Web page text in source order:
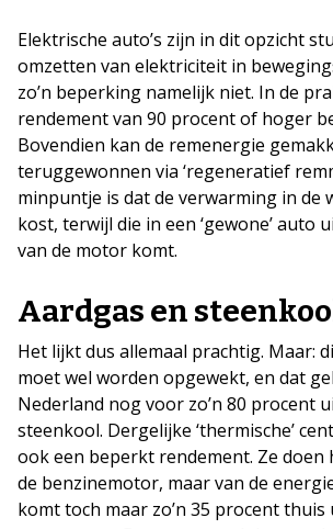
Elektrische auto’s zijn in dit opzicht
omzetten van elektriciteit in
zo’n beperking namelijk niet. In de
rendement van 90 procent of hoger
Bovendien kan de remenergie
teruggewonnen via ‘regeneratief
minpuntje is dat de verwarming in de
kost, terwijl die in een ‘gewone’ auto
van de motor komt.
Aardgas en
Het lijkt dus allemaal prachtig. Maar:
moet wel worden opgewekt, en dat
Nederland nog voor zo’n 80 procent
steenkool. Dergelijke ‘thermische’
ook een beperkt rendement. Ze doen
de benzinemotor, maar van de
komt toch maar zo’n 35 procent